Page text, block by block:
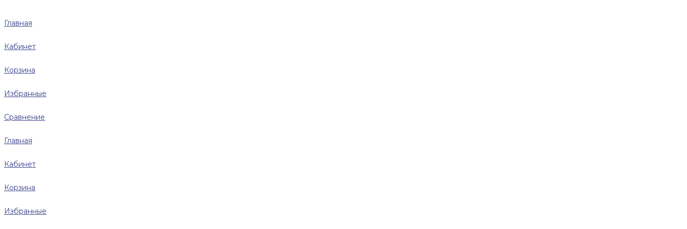
Главная
Кабинет
Корзина
Избранные
Сравнение
Главная
Кабинет
Корзина
Избранные